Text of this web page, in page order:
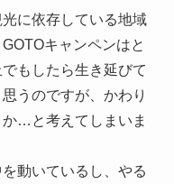
に依存している地域
キャンペンはと
もしたら生き延びて
うのですが、かわり
…と考えてしまいま
動いているし、やる